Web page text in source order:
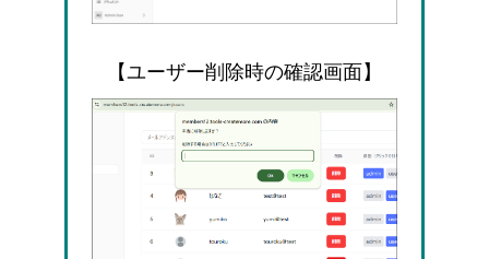
【ユーザー削除時の確認画面】